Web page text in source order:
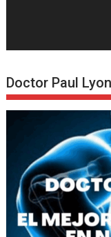
Doctor Paul